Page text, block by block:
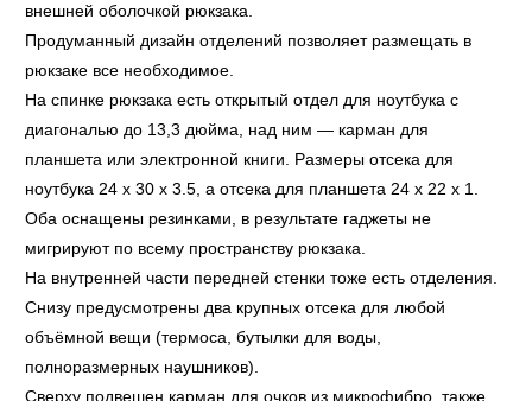
внешней оболочкой рюкзака.
Продуманный дизайн отделений позволяет размещать в
рюкзаке все необходимое.
На спинке рюкзака есть открытый отдел для ноутбука с
диагональю до 13,3 дюйма, над ним — карман для
планшета или электронной книги. Размеры отсека для
ноутбука 24 x 30 x 3.5, а отсека для планшета 24 x 22 x 1.
Оба оснащены резинками, в результате гаджеты не
мигрируют по всему пространству рюкзака.
На внутренней части передней стенки тоже есть отделения.
Снизу предусмотрены два крупных отсека для любой
объёмной вещи (термоса, бутылки для воды,
полноразмерных наушников).
Сверху подвешен карман для очков из микрофибро, также